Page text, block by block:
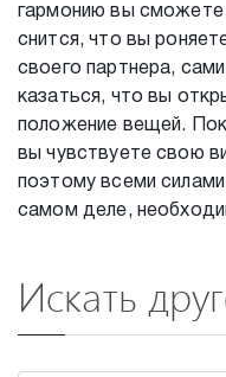
гармонию вы сможете
снится, что вы
своего партнера,
казаться, что вы
положение вещей.
вы чувствуете свою
поэтому всеми
самом деле,
Искать